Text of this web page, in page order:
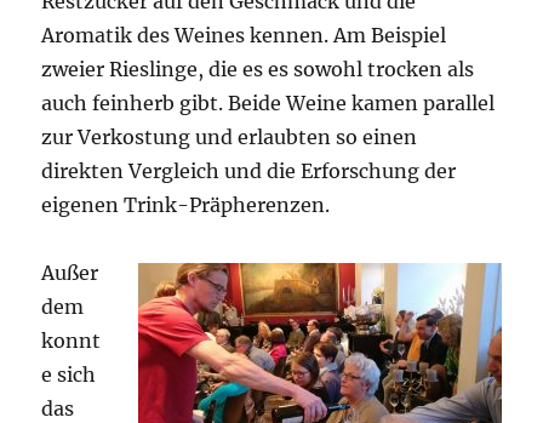
Aromatik des Weines kennen. Am Beispiel
zweier Rieslinge, die es es sowohl trocken als
auch feinherb gibt. Beide Weine kamen parallel
zur Verkostung und erlaubten so einen
direkten Vergleich und die Erforschung der
eigenen Trink-Präpherenzen.
Außer
dem
konnt
e sich
das